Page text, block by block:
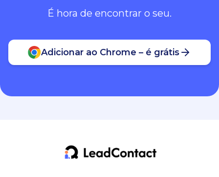
É hora de encontrar o seu.
Adicionar ao Chrome – é grátis